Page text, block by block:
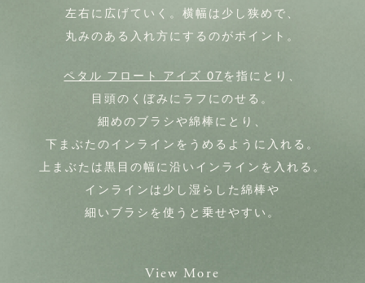
左右に広げていく。横幅は少し狭めで、
丸みのある入れ方にするのがポイント。
ペタル フロート アイズ 07 を指にとり、
目頭のくぼみにラフにのせる。
細めのブラシや綿棒にとり、
下まぶたのインラインをうめるように入れる。
上まぶたは黒目の幅に沿いインラインを入れる。
インラインは少し湿らした綿棒や
細いブラシを使うと乗せやすい。
View More